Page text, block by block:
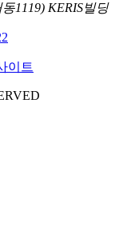
1119) KERIS빌딩